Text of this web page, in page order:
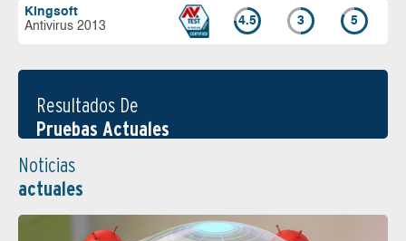
Kingsoft
Antivirus 2013
4.5 3 5
Resultados De
Pruebas Actuales
Noticias
actuales